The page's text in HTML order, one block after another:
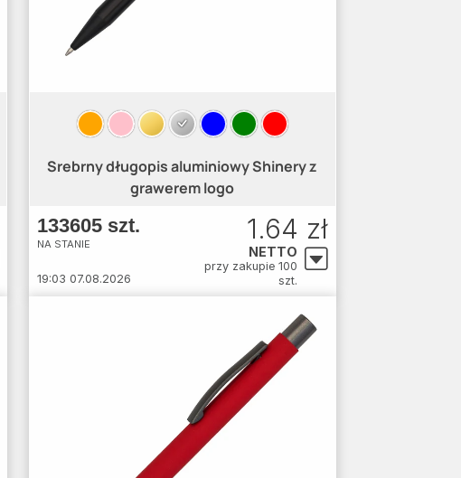
Srebrny długopis aluminiowy Shinery z
grawerem logo
133605 szt.
NA STANIE
19:03 07.08.2026
1.64 zł
NETTO
przy zakupie 100
szt.